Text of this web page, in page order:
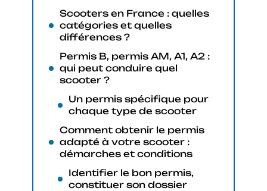
Scooters en France : quelles
catégories et quelles
différences ?
Permis B, permis AM, A1, A2 :
qui peut conduire quel
scooter ?
Un permis spécifique pour
chaque type de scooter
Comment obtenir le permis
adapté à votre scooter :
démarches et conditions
Identifier le bon permis,
constituer son dossier